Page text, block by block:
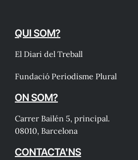
QUI SOM?
El Diari del Treball
Fundació Periodisme Plural
ON SOM?
Carrer Bailén 5, principal.
08010, Barcelona
CONTACTA'NS